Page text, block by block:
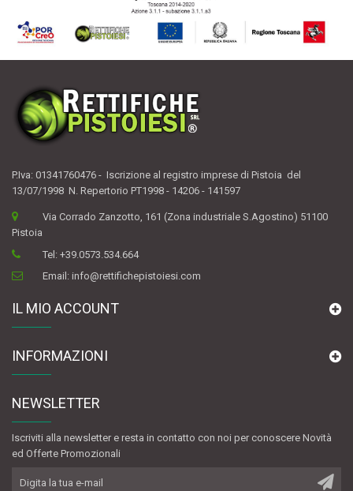
P.Iva: 01341760476 - Iscrizione al registro imprese di Pistoia del
13/07/1998 N. Repertorio PT1998 - 14206 - 141597
Via Corrado Zanzotto, 161 (Zona industriale S.Agostino) 51100
Pistoia
Tel:+39.0573.534.664
Email:info@rettifichepistoiesi.com
IL MIO ACCOUNT
INFORMAZIONI
NEWSLETTER
Iscriviti alla newsletter e resta in contatto con noi per conoscere Novità
ed Offerte Promozionali